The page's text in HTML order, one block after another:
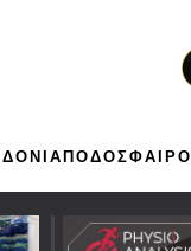
ΠΟΔΟΣΦΑΙΡΟ